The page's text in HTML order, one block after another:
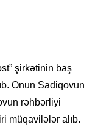
şirkətinin baş
Onun Sadiqovun
rəhbərliyi
müqavilələr alıb.